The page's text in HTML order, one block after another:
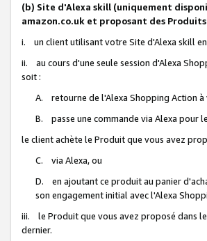
(b) Site d'Alexa skill (uniquement
amazon.co.uk et proposant des
i. un client utilisant votre Site d'Alexa skill
ii. au cours d'une seule session d'Alexa
soit :
A. retourne de l'Alexa Shopping Action
B. passe une commande via Alexa pour
le client achète le Produit que vous avez
C. via Alexa, ou
D. en ajoutant ce produit au panier
son engagement initial avec l'Alexa
iii. le Produit que vous avez proposé dans
dernier.